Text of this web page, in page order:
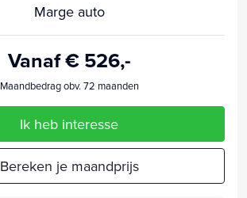
Marge auto
Vanaf € 526,-
Maandbedrag obv. 72 maanden
Ik heb interesse
Bereken je maandprijs